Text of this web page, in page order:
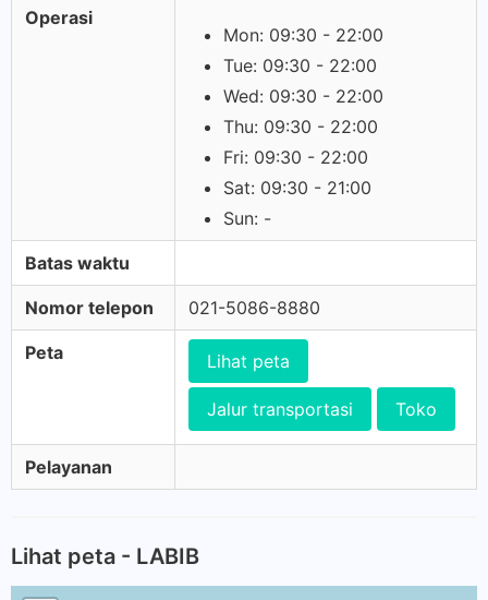
Operasi
Mon: 09:30 - 22:00
Tue: 09:30 - 22:00
Wed: 09:30 - 22:00
Thu: 09:30 - 22:00
Fri: 09:30 - 22:00
Sat: 09:30 - 21:00
Sun: -
Batas waktu
Nomor telepon 021-5086-8880
Peta Lihat peta
Jalur transportasi Toko
Pelayanan
Lihat peta - LABIB